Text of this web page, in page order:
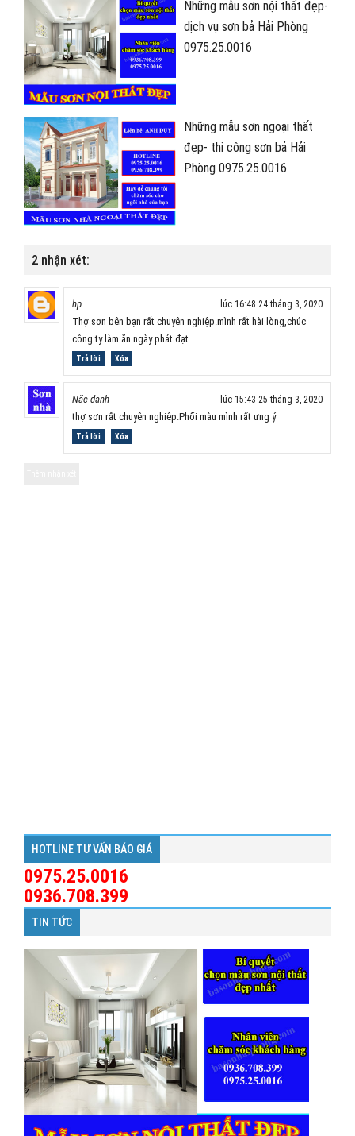
Những mẫu sơn nội thất đẹp-
dịch vụ sơn bả Hải Phòng
0975.25.0016
Những mẫu sơn ngoại thất
đẹp- thi công sơn bả Hải
Phòng 0975.25.0016
2 nhận xét:
hp lúc 16:48 24 tháng 3, 2020
Thợ sơn bên bạn rất chuyên nghiệp.mình rất hài lòng,chúc
công ty làm ăn ngày phát đạt
Trả lời Xóa
Nặc danh lúc 15:43 25 tháng 3, 2020
thợ sơn rất chuyên nghiêp.Phối màu mình rất ưng ý
Trả lời Xóa
HOTLINE TƯ VẤN BÁO GIÁ
0975.25.0016
0936.708.399
TIN TỨC